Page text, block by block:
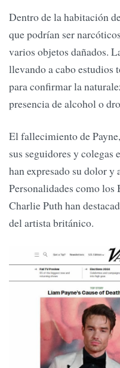
Dentro de la habitación
que podrían ser
varios objetos dañados.
llevando a cabo estudios
para confirmar la
presencia de alcohol o
El fallecimiento de
sus seguidores y
han expresado su dolor y
Personalidades como
Charlie Puth han
del artista británico.